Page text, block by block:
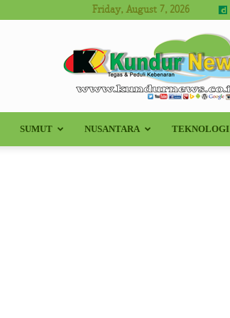
Friday, August 7, 2026
Kundur
SUMUT NUSANTARA TEKNOLOGI